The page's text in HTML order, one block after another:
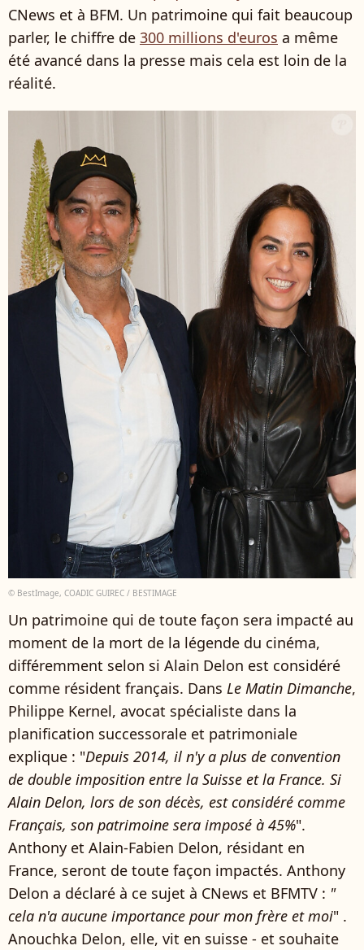
CNews et à BFM. Un patrimoine qui fait beaucoup
parler, le chiffre de 300 millions d'euros a même
été avancé dans la presse mais cela est loin de la
réalité.
© BestImage, COADIC GUIREC / BESTIMAGE
Un patrimoine qui de toute façon sera impacté au
moment de la mort de la légende du cinéma,
différemment selon si Alain Delon est considéré
comme résident français. Dans Le Matin Dimanche,
Philippe Kernel, avocat spécialiste dans la
planification successorale et patrimoniale
explique : "Depuis 2014, il n'y a plus de convention
de double imposition entre la Suisse et la France. Si
Alain Delon, lors de son décès, est considéré comme
Français, son patrimoine sera imposé à 45%".
Anthony et Alain-Fabien Delon, résidant en
France, seront de toute façon impactés. Anthony
Delon a déclaré à ce sujet à CNews et BFMTV : "
cela n'a aucune importance pour mon frère et moi" .
Anouchka Delon, elle, vit en suisse - et souhaite